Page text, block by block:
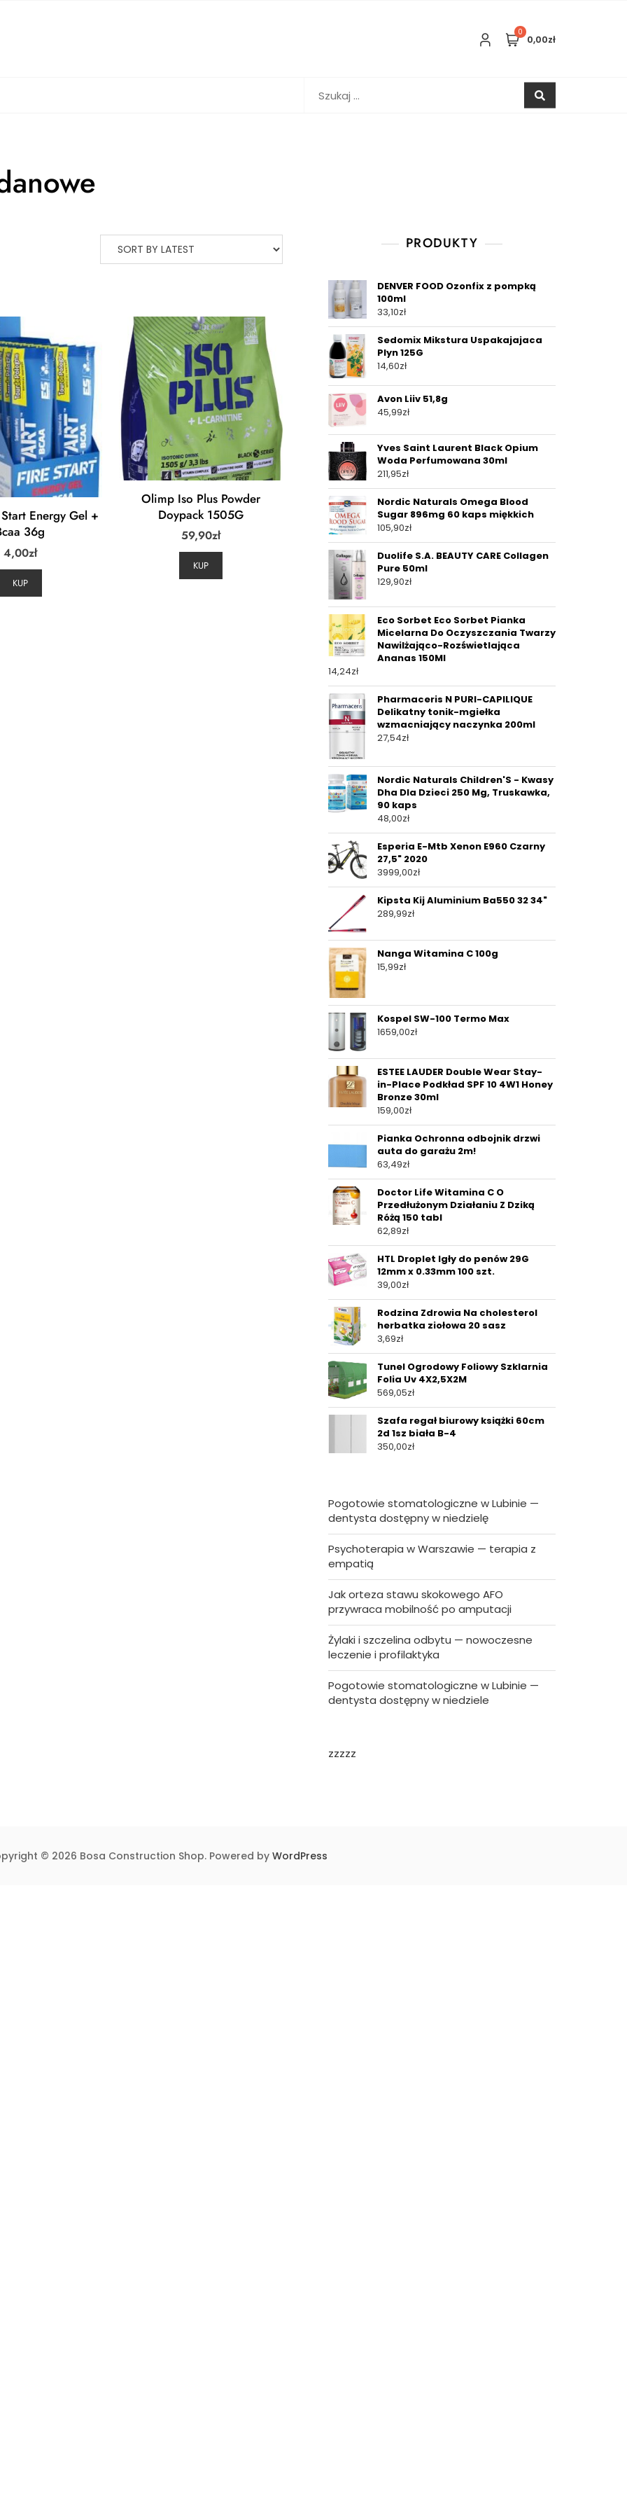
0
0,00zł
Energy Gel +
36g
4,00zł
KUP
Olimp Iso Plus Powder
Doypack 1505G
59,90zł
KUP
PRODUKTY
DENVER FOOD Ozonfix z pompką
100ml
33,10zł
Sedomix Mikstura Uspakajajaca
Plyn 125G
14,60zł
Avon Liiv 51,8g
45,99zł
Yves Saint Laurent Black Opium
Woda Perfumowana 30ml
211,95zł
Nordic Naturals Omega Blood
Sugar 896mg 60 kaps miękkich
105,90zł
Duolife S.A. BEAUTY CARE Collagen
Pure 50ml
129,90zł
Eco Sorbet Eco Sorbet Pianka
Micelarna Do Oczyszczania Twarzy
Nawilżająco-Rozświetlająca
Ananas 150Ml
14,24zł
Pharmaceris N PURI-CAPILIQUE
Delikatny tonik-mgiełka
wzmacniający naczynka 200ml
27,54zł
Nordic Naturals Children'S - Kwasy
Dha Dla Dzieci 250 Mg, Truskawka,
90 kaps
48,00zł
Esperia E-Mtb Xenon E960 Czarny
27,5" 2020
3999,00zł
Kipsta Kij Aluminium Ba550 32 34"
289,99zł
Nanga Witamina C 100g
15,99zł
Kospel SW-100 Termo Max
1659,00zł
ESTEE LAUDER Double Wear Stay-
in-Place Podkład SPF 10 4W1 Honey
Bronze 30ml
159,00zł
Pianka Ochronna odbojnik drzwi
auta do garażu 2m!
63,49zł
Doctor Life Witamina C O
Przedłużonym Działaniu Z Dziką
Różą 150 tabl
62,89zł
HTL Droplet Igły do penów 29G
12mm x 0.33mm 100 szt.
39,00zł
Rodzina Zdrowia Na cholesterol
herbatka ziołowa 20 sasz
3,69zł
Tunel Ogrodowy Foliowy Szklarnia
Folia Uv 4X2,5X2M
569,05zł
Szafa regał biurowy książki 60cm
2d 1sz biała B-4
350,00zł
Pogotowie stomatologiczne w Lubinie —
dentysta dostępny w niedzielę
Psychoterapia w Warszawie — terapia z
empatią
Jak orteza stawu skokowego AFO
przywraca mobilność po amputacji
Żylaki i szczelina odbytu — nowoczesne
leczenie i profilaktyka
Pogotowie stomatologiczne w Lubinie —
dentysta dostępny w niedziele
zzzzz
© 2026 Bosa Construction Shop. Powered by WordPress